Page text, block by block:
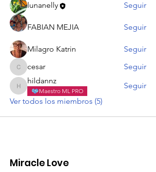
lunanelly Seguir
FABIAN MEJIA Seguir
Milagro Katrin Seguir
cesarcesar Seguir
hildannz
hildannz
Maestro ML PRO
Seguir
Ver todos los miembros (5)
Miracle Love